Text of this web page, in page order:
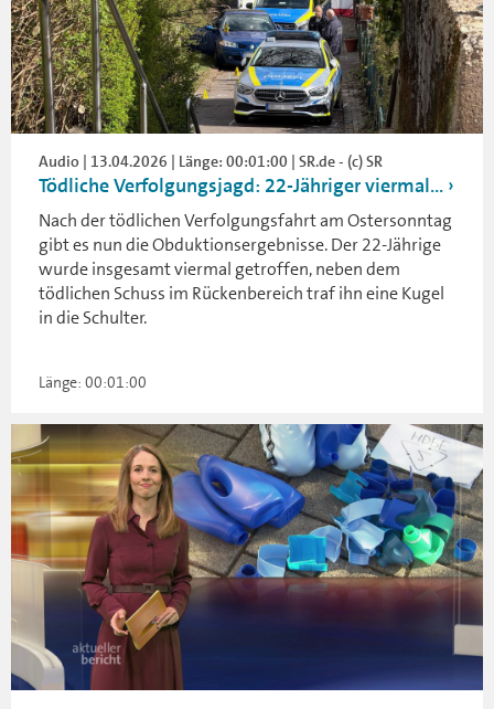
Audio | 13.04.2026 | Länge: 00:01:00 | SR.de - (c) SR
Tödliche Verfolgungsjagd: 22-Jähriger viermal...
Nach der tödlichen Verfolgungsfahrt am Ostersonntag
gibt es nun die Obduktionsergebnisse. Der 22-Jährige
wurde insgesamt viermal getroffen, neben dem
tödlichen Schuss im Rückenbereich traf ihn eine Kugel
in die Schulter.
Länge: 00:01:00